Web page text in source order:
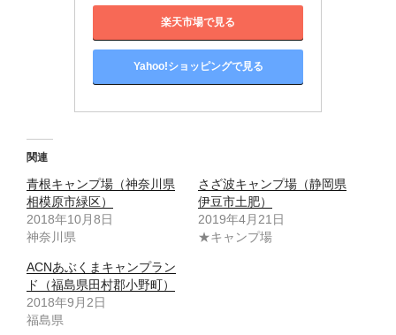
楽天市場で見る
Yahoo!ショッピングで見る
関連
青根キャンプ場（神奈川県
相模原市緑区）
2018年10月8日
神奈川県
さざ波キャンプ場（静岡県
伊豆市土肥）
2019年4月21日
★キャンプ場
ACNあぶくまキャンプラン
ド（福島県田村郡小野町）
2018年9月2日
福島県